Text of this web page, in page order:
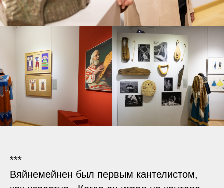
***
Вяйнемейнен был первым кантелистом,